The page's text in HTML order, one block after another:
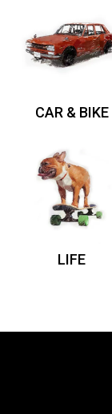
CAR & BIKE
LIFE